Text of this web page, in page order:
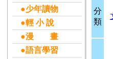
●少年讀物
●輕 小 說
●漫 畫
●語言學習
分
類